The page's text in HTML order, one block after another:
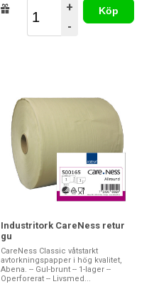
+
-
Köp
Industritork CareNess retur
gu
CareNess Classic våtstarkt
avtorkningspapper i hög kvalitet,
Abena. -- Gul-brunt -- 1-lager --
Operforerat -- Livsmed...